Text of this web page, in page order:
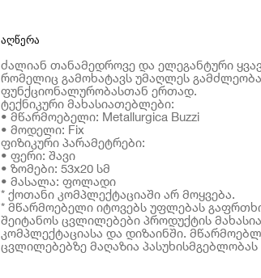
აღწერა
ძალიან თანამედროვე და ელეგანტური
რომელიც გამოხატავს უმაღლეს
ფუნქციონალურობასთან ერთად.
ტექნიკური მახასიათებლები:
• მწარმოებელი: Metallurgica Buzzi
• მოდელი: Fix
ფიზიკური პარამეტრები:
• ფერი: შავი
• ზომები: 53x20 სმ
• მასალა: ფოლადი
* ქოთანი კომპლექტაციაში არ მოყვება.
* მწარმოებელი იტოვებს უფლებას
შეიტანოს ცვლილებები პროდუქტის
კომპლექტაციასა და დიზაინში.
ცვლილებებზე მაღაზია პასუხისმგებლობას